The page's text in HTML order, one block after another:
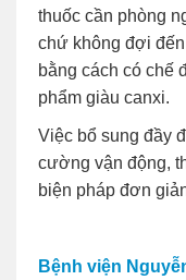
thuốc cần phòng
chứ không đợi
bằng cách có chế
phẩm giàu canxi.
Việc bổ sung đầy
cường vận động,
biện pháp đơn
Bệnh viện